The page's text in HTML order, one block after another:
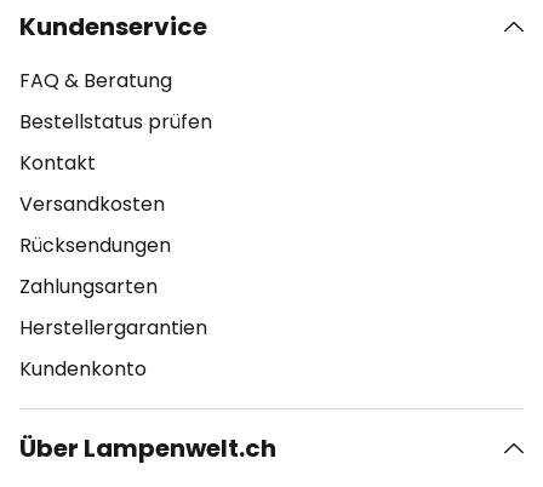
Kundenservice
FAQ & Beratung
Bestellstatus prüfen
Kontakt
Versandkosten
Rücksendungen
Zahlungsarten
Herstellergarantien
Kundenkonto
Über Lampenwelt.ch